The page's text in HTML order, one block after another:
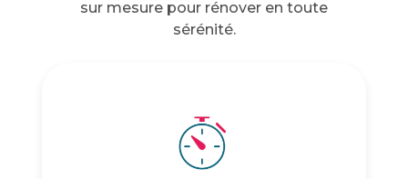
sur mesure pour rénover en toute
sérénité.